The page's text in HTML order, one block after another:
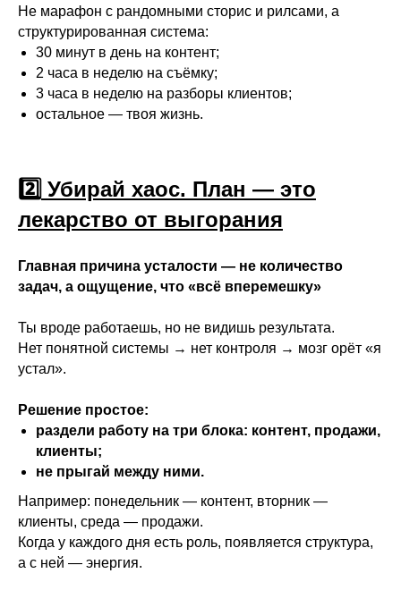
Не марафон с рандомными сторис и рилсами, а
структурированная система:
30 минут в день на контент;
2 часа в неделю на съёмку;
3 часа в неделю на разборы клиентов;
остальное — твоя жизнь.
2️⃣ Убирай хаос. План — это
лекарство от выгорания
Главная причина усталости — не количество
задач, а ощущение, что «всё вперемешку»
Ты вроде работаешь, но не видишь результата.
Нет понятной системы → нет контроля → мозг орёт «я
устал».
Решение простое:
раздели работу на три блока: контент, продажи,
клиенты;
не прыгай между ними.
Например: понедельник — контент, вторник —
клиенты, среда — продажи.
Когда у каждого дня есть роль, появляется структура,
а с ней — энергия.